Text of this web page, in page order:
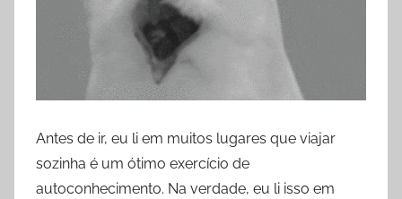
Antes de ir, eu li em muitos lugares que viajar
sozinha é um ótimo exercício de
autoconhecimento. Na verdade, eu li isso em